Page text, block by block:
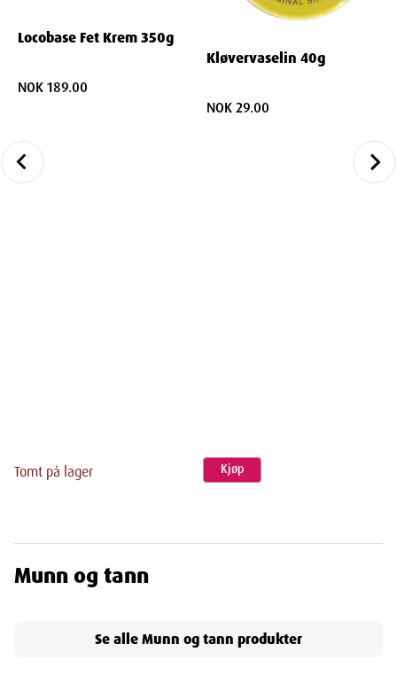
Locobase Fet Krem 350g
NOK 189.00
Tomt på lager
Kløvervaselin 40g
NOK 29.00
Kjøp
Munn og tann
Se alleMunn og tann produkter